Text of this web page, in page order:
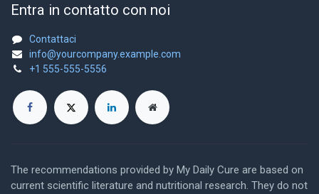
Entra in contatto con noi
Contattaci
info@yourcompany.example.com
+1 555-555-5556
The recommendations provided by My Daily Cure are based on
current scientific literature and nutritional research. They do not